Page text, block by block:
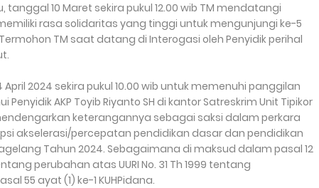
10 Maret sekira pukul 12.00 wib TM mendatangi
rasa solidaritas yang tinggi untuk mengunjungi ke-5
TM saat datang di Interogasi oleh Penyidik perihal
2024 sekira pukul 10.00 wib untuk memenuhi panggilan
AKP Toyib Riyanto SH di kantor Satreskrim Unit Tipikor
keterangannya sebagai saksi dalam perkara
akselerasi/percepatan pendidikan dasar dan pendidikan
Tahun 2024. Sebagaimana di maksud dalam pasal 12
perubahan atas UURI No. 31 Th 1999 tentang
55 ayat (1) ke-1 KUHPidana.